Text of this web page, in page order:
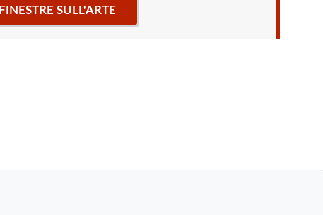
FINESTRE SULL'ARTE